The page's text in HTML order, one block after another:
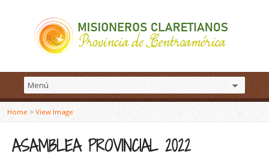
Home > View Image
ASAMBLEA PROVINCIAL 2022